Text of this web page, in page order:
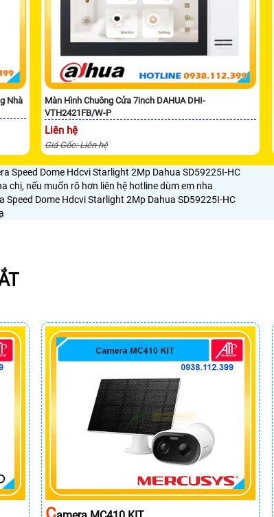
Nhà
Màn Hình Chuông Cửa 7inch DAHUA DHI-
VTH2421FB/W-P
Liên hệ
Giá Gốc: Liên hệ
Speed Dome Hdcvi Starlight 2Mp Dahua SD59225I-HC
chị, nếu muốn rõ hơn liên hệ hotline dùm em nha
Speed Dome Hdcvi Starlight 2Mp Dahua SD59225I-HC